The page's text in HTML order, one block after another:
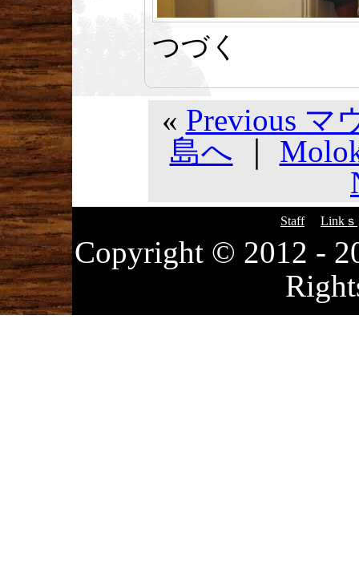
つづく
« Previous マ
島へ
Staff Linkｓ
Copyright © 2012 -